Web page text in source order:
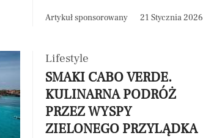
Artykuł sponsorowany 21 Stycznia 2026
Lifestyle
SMAKI CABO VERDE.
KULINARNA PODRÓŻ
PRZEZ WYSPY
ZIELONEGO PRZYLĄDKA